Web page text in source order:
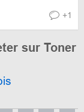
+1
sur Toner